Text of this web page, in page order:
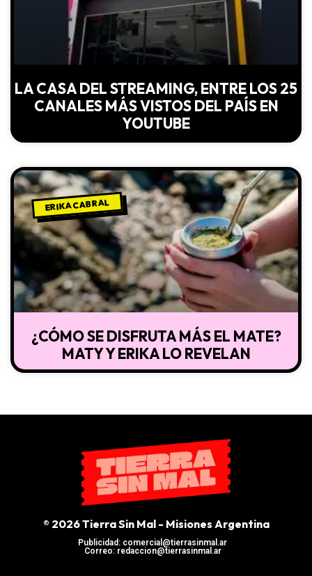
LA CASA DEL STREAMING, ENTRE LOS 25
CANALES MÁS VISTOS DEL PAÍS EN
YOUTUBE
ERIKA CABRAL
¿CÓMO SE DISFRUTA MÁS EL MATE?
MATY Y ERIKA LO REVELAN
® 2026 Tierra Sin Mal - Misiones Argentina
Publicidad: comercial@tierrasinmal.ar
Correo: redaccion@tierrasinmal.ar